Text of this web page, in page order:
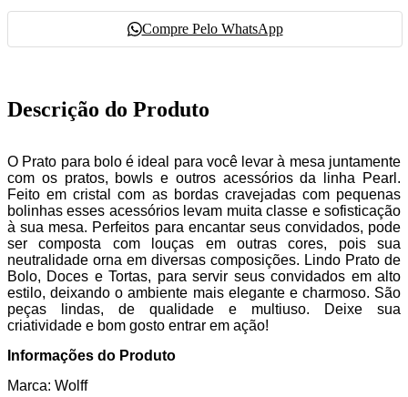
Compre Pelo WhatsApp
Descrição do Produto
O Prato para bolo é ideal para você levar à mesa juntamente
com os pratos, bowls e outros acessórios da linha Pearl.
Feito em cristal com as bordas cravejadas com pequenas
bolinhas esses acessórios levam muita classe e sofisticação
à sua mesa. Perfeitos para encantar seus convidados, pode
ser composta com louças em outras cores, pois sua
neutralidade orna em diversas composições. Lindo Prato de
Bolo, Doces e Tortas, para servir seus convidados em alto
estilo, deixando o ambiente mais elegante e charmoso. São
peças lindas, de qualidade e multiuso. Deixe sua
criatividade e bom gosto entrar em ação!
Informações do Produto
Marca: Wolff